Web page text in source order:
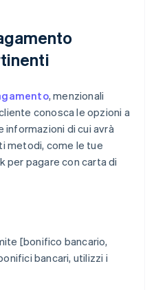
, menzionali
conosca le opzioni a
informazioni di cui avrà
metodi, come le tue
per pagare con carta di
[bonifico bancario,
bancari, utilizzi i